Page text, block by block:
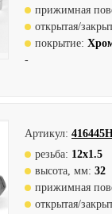
прижимная
открытая/
покрытие:
-
Артикул:
резьба: 12х1.5
высота, мм: 32
прижимная
открытая/